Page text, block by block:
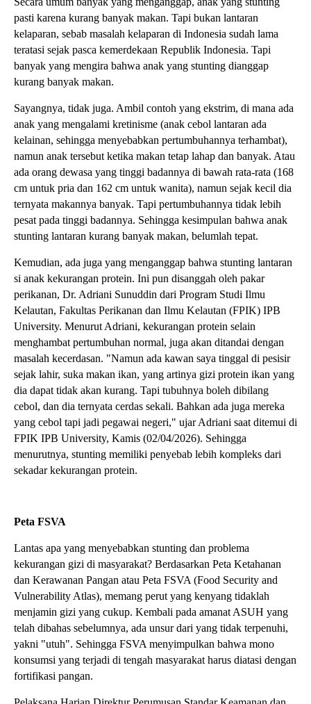
pasti karena kurang banyak makan. Tapi bukan lantaran
kelaparan, sebab masalah kelaparan di Indonesia sudah lama
teratasi sejak pasca kemerdekaan Republik Indonesia. Tapi
banyak yang mengira bahwa anak yang stunting dianggap
kurang banyak makan.
Sayangnya, tidak juga. Ambil contoh yang ekstrim, di mana ada
anak yang mengalami kretinisme (anak cebol lantaran ada
kelainan, sehingga menyebabkan pertumbuhannya terhambat),
namun anak tersebut ketika makan tetap lahap dan banyak. Atau
ada orang dewasa yang tinggi badannya di bawah rata-rata (168
cm untuk pria dan 162 cm untuk wanita), namun sejak kecil dia
ternyata makannya banyak. Tapi pertumbuhannya tidak lebih
pesat pada tinggi badannya. Sehingga kesimpulan bahwa anak
stunting lantaran kurang banyak makan, belumlah tepat.
Kemudian, ada juga yang menganggap bahwa stunting lantaran
si anak kekurangan protein. Ini pun disanggah oleh pakar
perikanan, Dr. Adriani Sunuddin dari Program Studi Ilmu
Kelautan, Fakultas Perikanan dan Ilmu Kelautan (FPIK) IPB
University. Menurut Adriani, kekurangan protein selain
menghambat pertumbuhan normal, juga akan ditandai dengan
masalah kecerdasan. "Namun ada kawan saya tinggal di pesisir
sejak lahir, suka makan ikan, yang artinya gizi protein ikan yang
dia dapat tidak akan kurang. Tapi tubuhnya boleh dibilang
cebol, dan dia ternyata cerdas sekali. Bahkan ada juga mereka
yang cebol tapi jadi pegawai negeri," ujar Adriani saat ditemui di
FPIK IPB University, Kamis (02/04/2026). Sehingga
menurutnya, stunting memiliki penyebab lebih kompleks dari
sekadar kekurangan protein.
Peta FSVA
Lantas apa yang menyebabkan stunting dan problema
kekurangan gizi di masyarakat? Berdasarkan Peta Ketahanan
dan Kerawanan Pangan atau Peta FSVA (Food Security and
Vulnerability Atlas), memang perut yang kenyang tidaklah
menjamin gizi yang cukup. Kembali pada amanat ASUH yang
telah dibahas sebelumnya, ada unsur dari yang tidak terpenuhi,
yakni "utuh". Sehingga FSVA menyimpulkan bahwa mono
konsumsi yang terjadi di tengah masyarakat harus diatasi dengan
fortifikasi pangan.